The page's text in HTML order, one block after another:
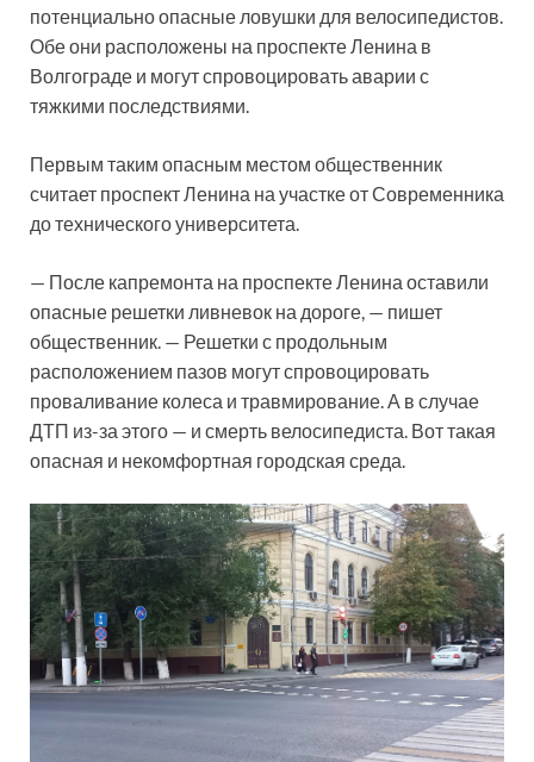
потенциально опасные ловушки для велосипедистов.
Обе они расположены на проспекте Ленина в
Волгограде и могут спровоцировать аварии с
тяжкими последствиями.
Первым таким опасным местом общественник
считает проспект Ленина на участке от Современника
до технического университета.
— После капремонта на проспекте Ленина оставили
опасные решетки ливневок на дороге, — пишет
общественник. — Решетки с продольным
расположением пазов могут спровоцировать
проваливание колеса и травмирование. А в случае
ДТП из-за этого — и смерть велосипедиста. Вот такая
опасная и некомфортная городская среда.